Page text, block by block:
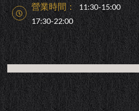
營業時間：
11:30-15:00
17:30-22:00